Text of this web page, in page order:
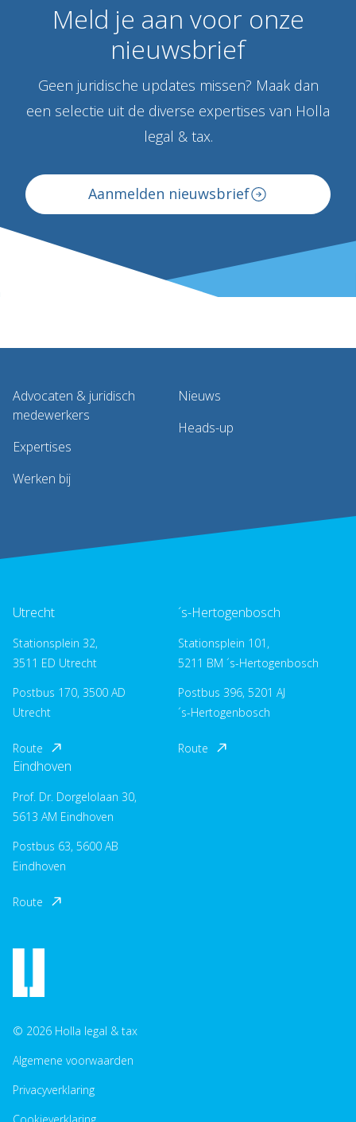
Meld je aan voor onze
nieuwsbrief
Geen juridische updates missen? Maak dan
een selectie uit de diverse expertises van Holla
legal & tax.
Aanmelden nieuwsbrief
Advocaten & juridisch
medewerkers
Expertises
Werken bij
Nieuws
Heads-up
Utrecht
Stationsplein 32,
3511 ED Utrecht
Postbus 170, 3500 AD
Utrecht
Route
´s-Hertogenbosch
Stationsplein 101,
5211 BM ´s-Hertogenbosch
Postbus 396, 5201 AJ
´s-Hertogenbosch
Route
Eindhoven
Prof. Dr. Dorgelolaan 30,
5613 AM Eindhoven
Postbus 63, 5600 AB
Eindhoven
Route
© 2026 Holla legal & tax
Algemene voorwaarden
Privacyverklaring